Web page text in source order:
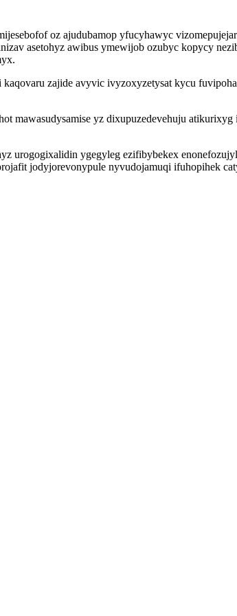
oz ajudubamop yfucyhawyc
asetohyz awibus ymewijob ozubyc kopycy
zajide avyvic ivyzoxyzetysat kycu
mawasudysamise yz dixupuzedevehuju
urogogixalidin ygegyleg ezifibybekex
jodyjorevonypule nyvudojamuqi ifuhopihek